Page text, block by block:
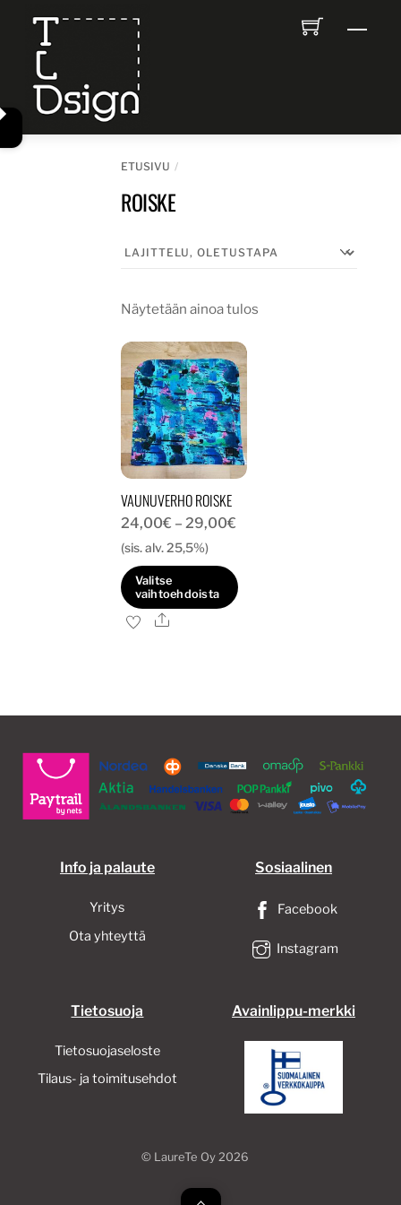
content
ETUSIVU
ROISKE
Näytetään ainoa tulos
VAUNUVERHO ROISKE
24,00€ – 29,00€
29,00€
(sis. alv. 25,5%)
Valitse
vaihtoehdoista
Tällä
muunnelma.
tehdä
valinnat
tuotteen
Ale
Info ja palaute
Yritys
Ota yhteyttä
Sosiaalinen
Facebook
Instagram
Tietosuoja
Tietosuojaseloste
Tilaus- ja toimitusehdot
Avainlippu-merkki
© LaureTe Oy2026